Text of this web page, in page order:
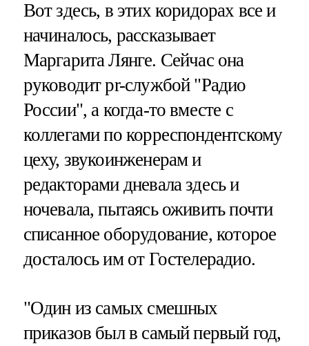
Вот здесь, в этих коридорах все и
начиналось, рассказывает
Маргарита Лянге. Сейчас она
руководит pr-службой "Радио
России", а когда-то вместе с
коллегами по корреспондентскому
цеху, звукоинженерам и
редакторами дневала здесь и
ночевала, пытаясь оживить почти
списанное оборудование, которое
досталось им от Гостелерадио.
"Один из самых смешных
приказов был в самый первый год,